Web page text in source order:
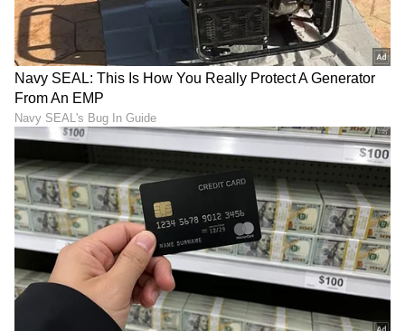
ಸವಾಲಾಗಿದೆ. ಮದುವೆಯು ತಮ್ಮ ವೃತ್ತಿಜೀವನವನ್ನು ಹಿಂದಕ್ಕೆ
ತಳ್ಳಬಹುದು ಎಂದು ಅವರು ನಿರಂತರವಾಗಿ ಭಯಪಡುತ್ತಾರೆ.
ಕಚೇರಿ ಕೆಲಸ ಮತ್ತು ತಮ್ಮ ಅತ್ತೆ-ಮಾವನ ನಿರೀಕ್ಷೆಗಳ ನಡುವೆ
ಪರ್ಫೆಕ್ಟ್ ಬ್ಯಾಲೆನ್ಸ್ ಹೇಗೆ ಸಾಧಿಸುವುದು ಎಂಬುದರ ಕುರಿತು
ಸಲಹೆಗಳಿಗಾಗಿ ಅವರು Google ಸರ್ಚ್ ಮಾಡುತ್ತಾರೆ.
7
7